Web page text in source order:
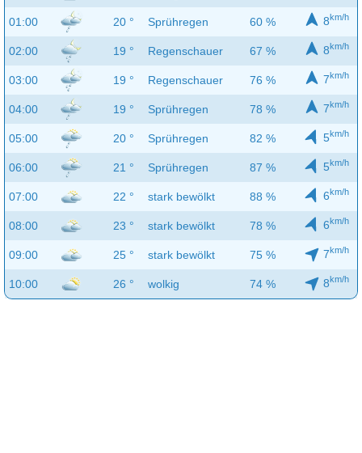
01:00 20 ° Sprühregen 60 % 8km/h
02:00 19 ° Regenschauer 67 % 8km/h
03:00 19 ° Regenschauer 76 % 7km/h
04:00 19 ° Sprühregen 78 % 7km/h
05:00 20 ° Sprühregen 82 % 5km/h
06:00 21 ° Sprühregen 87 % 5km/h
07:00 22 ° stark bewölkt 88 % 6km/h
08:00 23 ° stark bewölkt 78 % 6km/h
09:00 25 ° stark bewölkt 75 % 7km/h
10:00 26 ° wolkig 74 % 8km/h